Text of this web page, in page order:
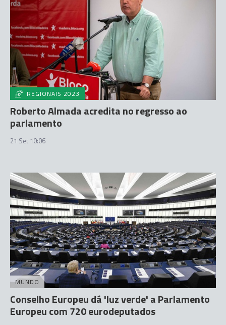
REGIONAIS 2023
Roberto Almada acredita no regresso ao
parlamento
21 Set 10:06
MUNDO
Conselho Europeu dá 'luz verde' a Parlamento
Europeu com 720 eurodeputados